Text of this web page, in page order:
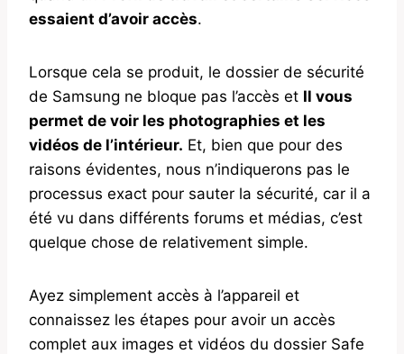
essaient d’avoir accès.
Lorsque cela se produit, le dossier de sécurité
de Samsung ne bloque pas l’accès et Il vous
permet de voir les photographies et les
vidéos de l’intérieur. Et, bien que pour des
raisons évidentes, nous n’indiquerons pas le
processus exact pour sauter la sécurité, car il a
été vu dans différents forums et médias, c’est
quelque chose de relativement simple.
Ayez simplement accès à l’appareil et
connaissez les étapes pour avoir un accès
complet aux images et vidéos du dossier Safe